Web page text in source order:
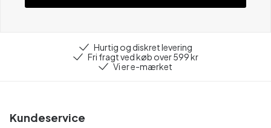
Hurtig og diskret levering
Fri fragt ved køb over 599 kr
Vi er e-mærket
Kundeservice